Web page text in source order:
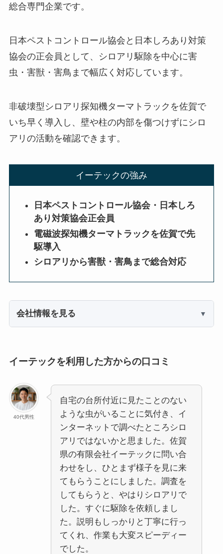
総合専門企業です。
日本ペストコントロール協会と日本しろあり対策
協会の正会員として、シロアリ駆除を中心に害
虫・害獣・害鳥まで幅広く対応しています。
非破壊型シロアリ探知機ターマトラックを佐賀で
いち早く導入し、壁や柱の内部を傷つけずにシロ
アリの活動を確認できます。
イーテックの強み
日本ペストコントロール協会・日本しろ
あり対策協会正会員
電磁波探知機ターマトラックを佐賀で先
駆導入
シロアリから害獣・害鳥まで総合対応
会社情報を見る
イーテックを利用した方からの口コミ
40代男性
自宅の台所付近に見たことのない
ような虫がいることに気付き、イ
ンターネットで調べたところシロ
アリではないかと思ました。佐賀
県の有限会社イーテックに問い合
わせをし、ひとまず様子を見に来
てもらうことにしました。調査を
してもらうと、やはりシロアリで
した。すぐに駆除を依頼しまし
た。説明もしっかりと丁寧に行っ
てくれ、作業も大変スピーディー
でした。